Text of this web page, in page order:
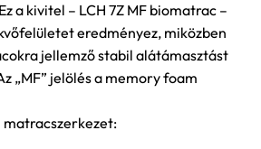
a kivitel – LCH 7Z MF biomatrac –
eredményez, miközben
jellemző stabil alátámasztást
„MF” jelölés a memory foam
matracszerkezet: